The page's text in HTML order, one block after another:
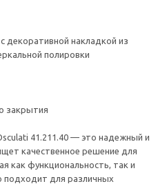
декоративной накладкой из
полировки
закрытия
41.211.40 — это надежный и
качественное решение для
как функциональность, так и
подходит для различных